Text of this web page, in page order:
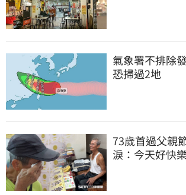
氣象署不排除
恐掃過2地
73歲首過父親
淚：今天好快樂